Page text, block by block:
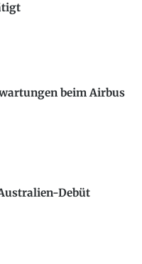
beim Airbus
Debüt